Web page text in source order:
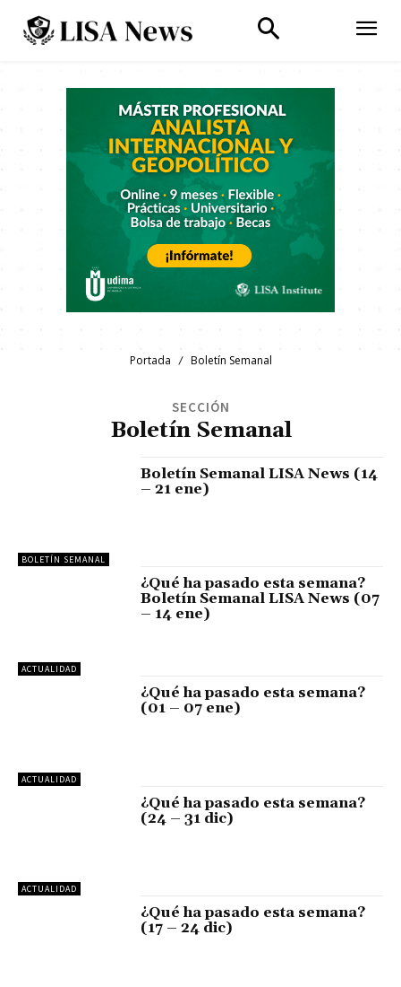
Portada Boletín Semanal
SECCIÓN
Boletín Semanal
BOLETÍN SEMANAL
Boletín Semanal LISA News (14
– 21 ene)
ACTUALIDAD
¿Qué ha pasado esta semana?
Boletín Semanal LISA News (07
– 14 ene)
ACTUALIDAD
¿Qué ha pasado esta semana?
(01 – 07 ene)
ACTUALIDAD
¿Qué ha pasado esta semana?
(24 – 31 dic)
¿Qué ha pasado esta semana?
(17 – 24 dic)